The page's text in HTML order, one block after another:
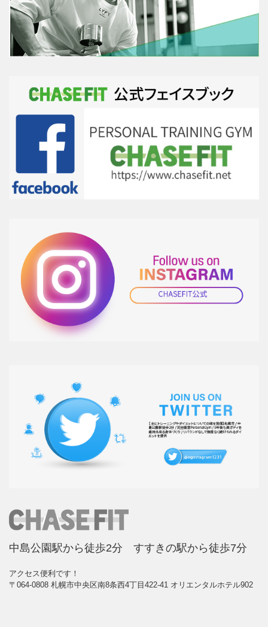
中島公園駅から徒歩2分 すすきの駅から徒歩7分
アクセス便利です！
〒064-0808 札幌市中央区南8条西4丁目422-41 オリエンタルホテル902